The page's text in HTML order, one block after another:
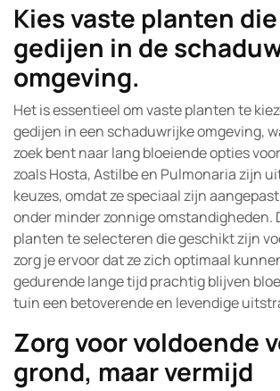
Kies vaste planten
gedijen in de
omgeving.
Het is essentieel om vaste planten te
gedijen in een schaduwrijke omgeving,
zoek bent naar lang bloeiende opties
zoals Hosta, Astilbe en Pulmonaria zijn
keuzes, omdat ze speciaal zijn
onder minder zonnige omstandigheden.
planten te selecteren die geschikt zijn
zorg je ervoor dat ze zich optimaal
gedurende lange tijd prachtig blijven
tuin een betoverende en levendige
Zorg voor voldoende
grond, maar vermijd